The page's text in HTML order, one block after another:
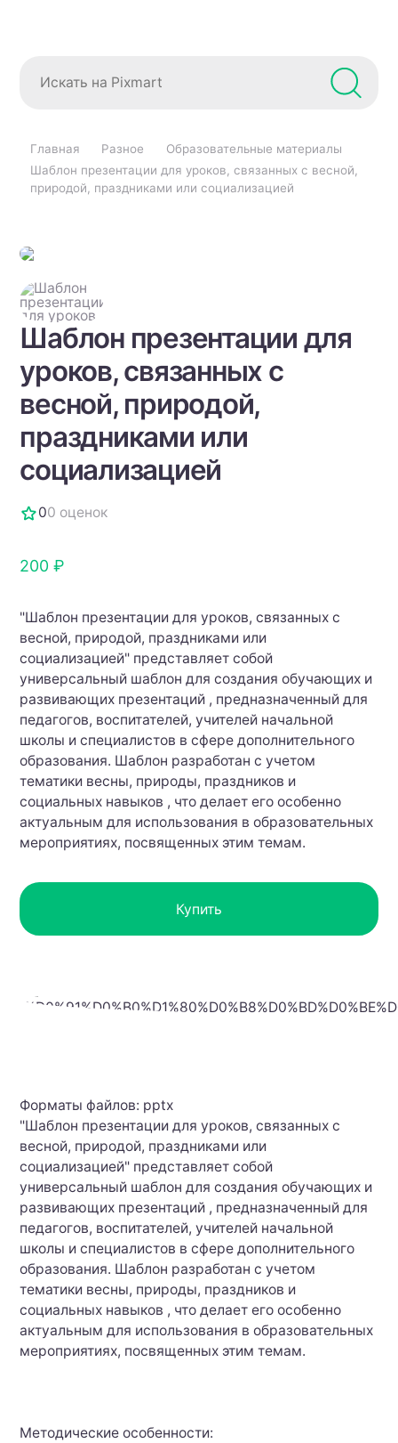
Главная Разное
Образовательные материалы
Шаблон презентации для уроков, связанных с весной,
природой, праздниками или социализацией
Шаблон презентации для
уроков, связанных с
весной, природой,
праздниками или
социализацией
00 оценок
200 ₽
"Шаблон презентации для уроков, связанных с
весной, природой, праздниками или
социализацией" представляет собой
универсальный шаблон для создания обучающих и
развивающих презентаций , предназначенный для
педагогов, воспитателей, учителей начальной
школы и специалистов в сфере дополнительного
образования. Шаблон разработан с учетом
тематики весны, природы, праздников и
социальных навыков , что делает его особенно
актуальным для использования в образовательных
мероприятиях, посвященных этим темам.
Купить
Форматы файлов: pptx
"Шаблон презентации для уроков, связанных с
весной, природой, праздниками или
социализацией" представляет собой
универсальный шаблон для создания обучающих и
развивающих презентаций , предназначенный для
педагогов, воспитателей, учителей начальной
школы и специалистов в сфере дополнительного
образования. Шаблон разработан с учетом
тематики весны, природы, праздников и
социальных навыков , что делает его особенно
актуальным для использования в образовательных
мероприятиях, посвященных этим темам.
Методические особенности: